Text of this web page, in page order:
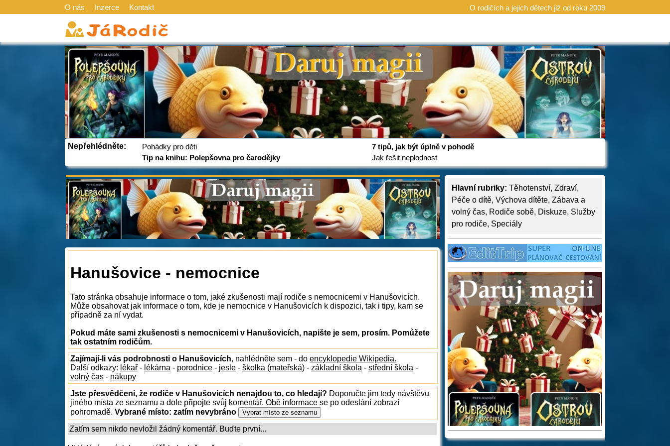
O nás Inzerce Kontakt O rodičích a jejich dětech již od roku 2009
Nepřehlédněte:
Pohádky pro děti
Tip na knihu: Polepšovna pro čarodějky
7 tipů, jak být úplně v pohodě
Jak řešit neplodnost
Hlavní rubriky: Těhotenství, Zdraví,
Péče o dítě, Výchova dítěte, Zábava a
volný čas, Rodiče sobě, Diskuze, Služby
pro rodiče, Speciály
Hanušovice - nemocnice
Tato stránka obsahuje informace o tom, jaké zkušenosti mají rodiče s nemocnicemi v Hanušovicích.
Může obsahovat jak informace o tom, kde je nemocnice v Hanušovicích k dispozici, tak i tipy, kam se
případně za ní vydat.
Pokud máte sami zkušenosti s nemocnicemi v Hanušovicích, napište je sem, prosím. Pomůžete
tak ostatním rodičům.
Zajímají-li vás podrobnosti o Hanušovicích, nahlédněte sem - do encyklopedie Wikipedia.
Další odkazy: lékař - lékárna - porodnice - jesle - školka (mateřská) - základní škola - střední škola -
volný čas - nákupy
Jste přesvědčeni, že rodiče v Hanušovicích nenajdou to, co hledají? Doporučte jim tedy návštěvu
jiného místa ze seznamu a dole připojte svůj komentář. Obě informace se po odeslání zobrazí
pohromadě. Vybrané místo: zatím nevybráno
Zatím sem nikdo nevložil žádný komentář. Buďte první...